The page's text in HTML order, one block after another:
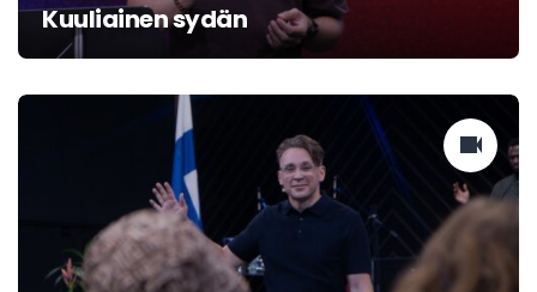
Kuuliainen sydän